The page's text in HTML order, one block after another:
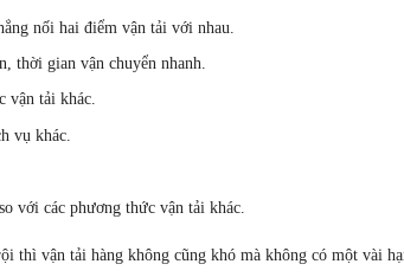
nối hai điểm vận tải với nhau.
thời gian vận chuyển nhanh.
vận tải khác.
vụ khác.
với các phương thức vận tải khác.
thì vận tải hàng không cũng khó mà không có một vài